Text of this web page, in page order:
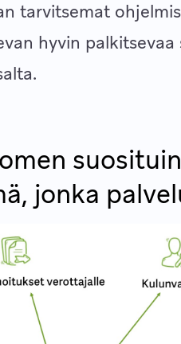
tarvitsemat
hyvin
suosituin
jonka